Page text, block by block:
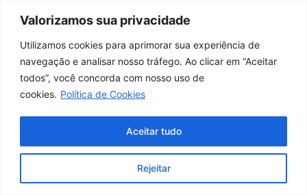
Valorizamos sua privacidade
Utilizamos cookies para aprimorar sua experiência de
navegação e analisar nosso tráfego. Ao clicar em “Aceitar
todos”, você concorda com nosso uso de
cookies. Política de Cookies
Rejeitar
Aceitar tudo